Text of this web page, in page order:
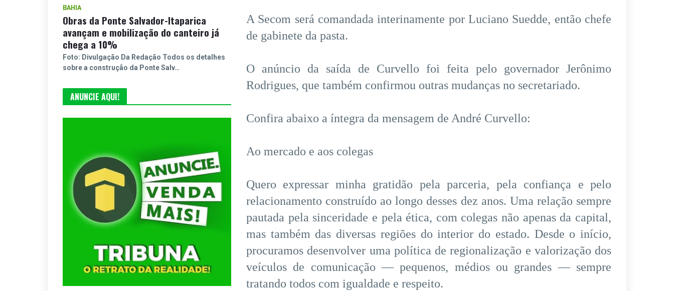
A Secom será comandada interinamente por Luciano Suedde, então chefe
de gabinete da pasta.
O anúncio da saída de Curvello foi feita pelo governador Jerônimo
Rodrigues, que também confirmou outras mudanças no secretariado.
Confira abaixo a íntegra da mensagem de André Curvello:
Ao mercado e aos colegas
Quero expressar minha gratidão pela parceria, pela confiança e pelo
relacionamento construído ao longo desses dez anos. Uma relação sempre
pautada pela sinceridade e pela ética, com colegas não apenas da capital,
mas também das diversas regiões do interior do estado. Desde o início,
procuramos desenvolver uma política de regionalização e valorização dos
veículos de comunicação — pequenos, médios ou grandes — sempre
tratando todos com igualdade e respeito.
BAHIA
Obras da Ponte Salvador-Itaparica
avançam e mobilização do canteiro já
chega a 10%
Foto: Divulgação Da Redação Todos os detalhes
sobre a construção da Ponte Salv…
ANUNCIE AQUI!